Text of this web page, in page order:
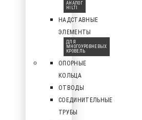
АНАЛОГ
HILTI
НАДСТАВНЫЕ
ЭЛЕМЕНТЫ
ДЛЯ
МНОГОУРОВНЕВЫХ
КРОВЕЛЬ
ОПОРНЫЕ
КОЛЬЦА
ОТВОДЫ
СОЕДИНИТЕЛЬНЫЕ
ТРУБЫ